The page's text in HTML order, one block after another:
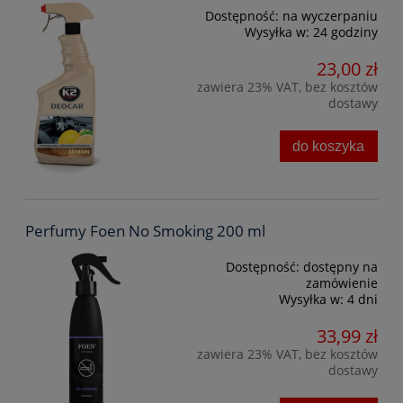
Dostępność: na wyczerpaniu
Wysyłka w: 24 godziny
23,00 zł
zawiera 23% VAT, bez kosztów
dostawy
do koszyka
Perfumy Foen No Smoking 200 ml
Dostępność: dostępny na
zamówienie
Wysyłka w: 4 dni
33,99 zł
zawiera 23% VAT, bez kosztów
dostawy